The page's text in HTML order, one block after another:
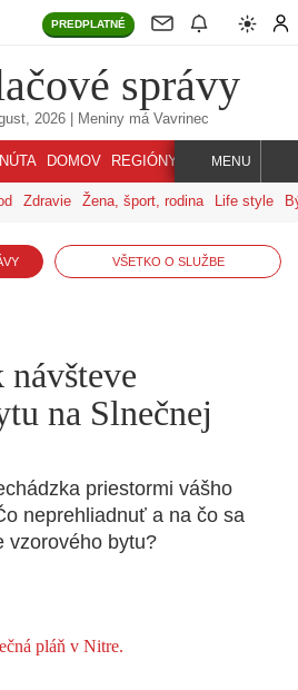
PREDPLATNÉ
správy
2026 | Meniny má Vavrinec
DOMOV REGIÓNY INDEX SVET
MENU
Zdravie Žena, šport, rodina Life style
VŠETKO O SLUŽBE
na Slnečnej
priestormi vášho
neprehliadnuť a na čo sa
vzorového bytu?